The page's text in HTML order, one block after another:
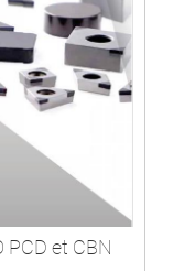
et CBN